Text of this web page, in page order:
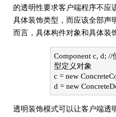
的透明性要求客户端程序不应
具体装饰类型，而应该全部声
而言，具体构件对象和具体装
Component c, d;
型定义对象
c = new
d = new
透明装饰模式可以让客户端透